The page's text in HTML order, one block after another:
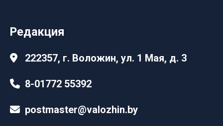
Редакция
222357, г. Воложин, ул. 1 Мая, д. 3
8-01772 55392
postmaster@valozhin.by